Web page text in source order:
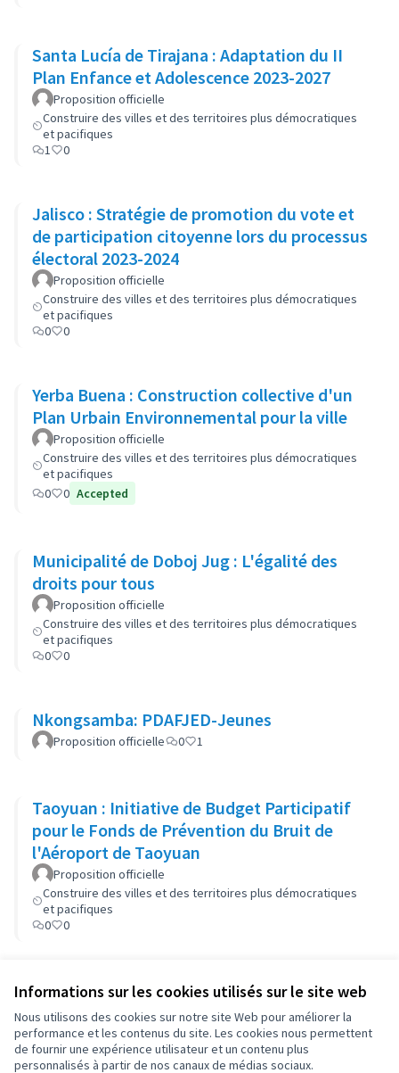
Informations sur les cookies utilisés sur le site web
Nous utilisons des cookies sur notre site Web pour améliorer la
performance et les contenus du site. Les cookies nous permettent
de fournir une expérience utilisateur et un contenu plus
personnalisés à partir de nos canaux de médias sociaux.
Santa Lucía de Tirajana : Adaptation du II
Plan Enfance et Adolescence 2023-2027
Proposition officielle
Construire des villes et des territoires plus démocratiques
et pacifiques
1
0
Jalisco : Stratégie de promotion du vote et
de participation citoyenne lors du processus
électoral 2023-2024
Proposition officielle
Construire des villes et des territoires plus démocratiques
et pacifiques
0
0
Yerba Buena : Construction collective d'un
Plan Urbain Environnemental pour la ville
Proposition officielle
Construire des villes et des territoires plus démocratiques
et pacifiques
0
0 Accepted
Municipalité de Doboj Jug : L'égalité des
droits pour tous
Proposition officielle
Construire des villes et des territoires plus démocratiques
et pacifiques
0
0
Nkongsamba: PDAFJED-Jeunes
Proposition officielle 0 1
Taoyuan : Initiative de Budget Participatif
pour le Fonds de Prévention du Bruit de
l'Aéroport de Taoyuan
Proposition officielle
Construire des villes et des territoires plus démocratiques
et pacifiques
0
0
Conditions d'utilisation
Paramètres des cookies
OIDP sur X
(Lien externe)
OIDP sur Facebook
(Lien externe)
OIDP sur YouTube
(Lien externe)
Français
Choose languageChoisir la langueElegir el idioma